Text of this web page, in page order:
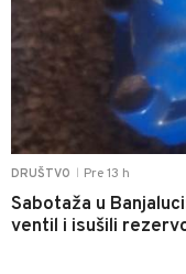
DRUŠTVO Pre 13 h
Sabotaža u
ventil i isušili